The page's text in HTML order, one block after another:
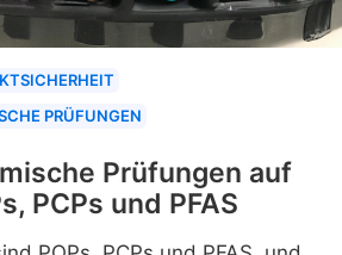
PRÜFUNGEN
Prüfungen auf
PCPs und PFAS